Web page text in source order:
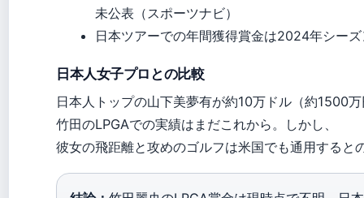
未公表（スポーツナビ）
日本ツアーでの年間獲得賞金は2024年シー
日本人女子プロとの比較
日本人トップの山下美夢有が約10万ドル（約1500
竹田のLPGAでの実績はまだこれから。しかし、
彼女の飛距離と攻めのゴルフは米国でも通用すると